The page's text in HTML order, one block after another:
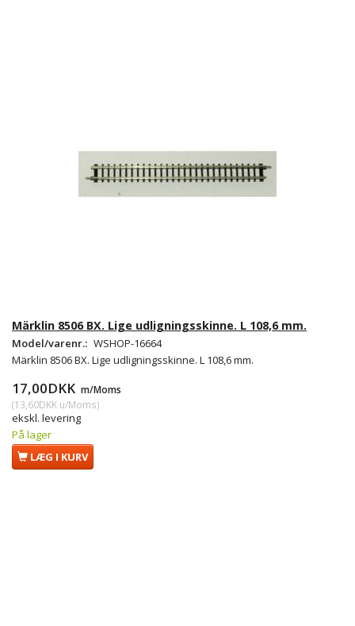
Märklin 8506 BX. Lige udligningsskinne. L 108,6 mm.
Model/varenr.: WSHOP-16664
Märklin 8506 BX. Lige udligningsskinne. L 108,6 mm.
17,00DKK m/Moms
(13,60DKK u/Moms)
ekskl. levering
På lager
LÆG I KURV